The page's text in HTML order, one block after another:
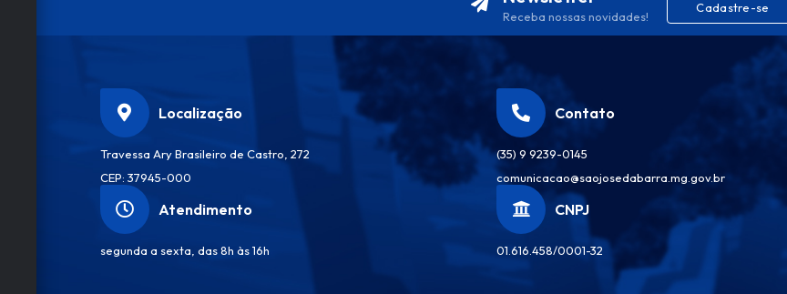
Receba nossas novidades!
Cadastre-se
Localização
Travessa Ary Brasileiro de Castro, 272
CEP: 37945-000
Contato
(35) 9 9239-0145
comunicacao@saojosedabarra.mg.gov.br
Atendimento
segunda a sexta, das 8h às 16h
CNPJ
01.616.458/0001-32